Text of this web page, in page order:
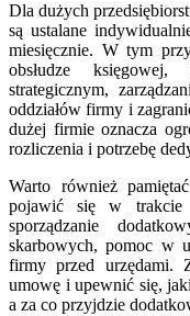
Dla dużych
są ustalane
miesięcznie. W tym
obsłudze księgowej,
strategicznym,
oddziałów firmy i
dużej firmie oznacza
rozliczenia i potrzebę
Warto również
pojawić się w trakcie
sporządzanie
skarbowych, pomoc w
firmy przed urzędami.
umowę i upewnić się,
a za co przyjdzie